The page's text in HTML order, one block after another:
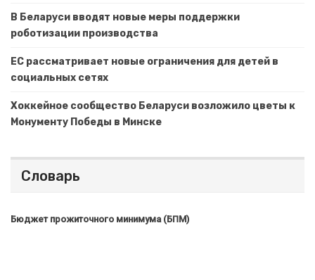
В Беларуси вводят новые меры поддержки
роботизации производства
ЕС рассматривает новые ограничения для детей в
социальных сетях
Хоккейное сообщество Беларуси возложило цветы к
Монументу Победы в Минске
Словарь
Бюджет прожиточного минимума (БПМ)